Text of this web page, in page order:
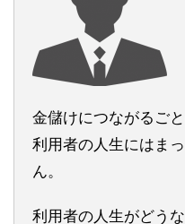
金儲けにつながるご
利用者の人生にはま
ん。
利用者の人生がどう